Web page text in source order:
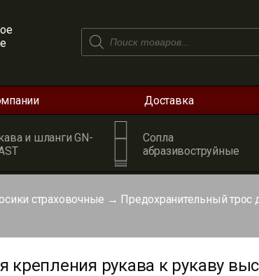
Поиск
товаров
Доставка
и шланги GN-
Сопла
абразивоструйные
страховочные → Предохранительный трос
рукава к рукаву